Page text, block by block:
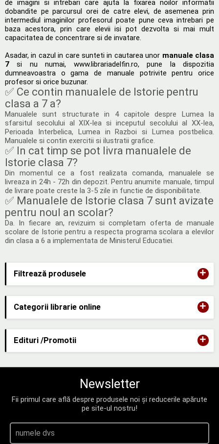
Filtrează produsele +
Categorii librarie online +
Edituri /Promotii +
de imagini si intrebari care ajuta la fixarea noilor informatii
dobandite pe parcursul orei de catre elevi, de asemenea prin
intermediul imaginilor profesorul poate pune ceva intrebari pe
baza acestora, prin care elevii isi pot dezvolta si mai mult
capacitatea de concentrare si de invatare.
Asadar, in cazul in care sunteti in cautarea unor manuale clasa
7 si nu numai, www.librariadelfin.ro, pune la dispozitia
dumneavoastra o gama de manuale potrivite pentru orice
profesor si orice buzunar.
✅ Ce contin manualele de Istorie pentru
clasa a 7 a?
Manualele sunt structurate in 4 capitole despre Lumea la
sfarsitul secolului al XIX-lea si inceputul secolului al XX-lea,
Perioada Interbelica, Lumea in Razboi si Lumea postbelica.
Manualele si contin exercitii si ilustratii grafice.
✅ In cat timp se pot livra manualele de
Istorie clasa 7?
Din momentul ce a fost realizata comanda, manualele se
livreaza in 24h - 72h din depozit. Pentru anumite manuale, timpul
de livrare poate creste la 3-5 zile in functie de disponibilitate.
✅ Manualele de Istorie clasa 7 sunt avizate
pentru noul an scolar?
Da. In fiecare an, revizuim si completam oferta de manuale
scolare de Istorie pentru a respecta programa scolara a elevilor
din clasa a 6 a implementata de Ministerul Educatiei.
Newsletter
Fii primul care află despre produsele noi și reducerile apărute
pe site-ul nostru!